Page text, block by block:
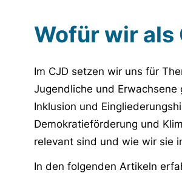
Wofür wir als
Im CJD setzen wir uns für
Jugendliche und
Inklusion und
Demokratieförderung und
relevant sind und wie wir sie
In den folgenden Artikeln